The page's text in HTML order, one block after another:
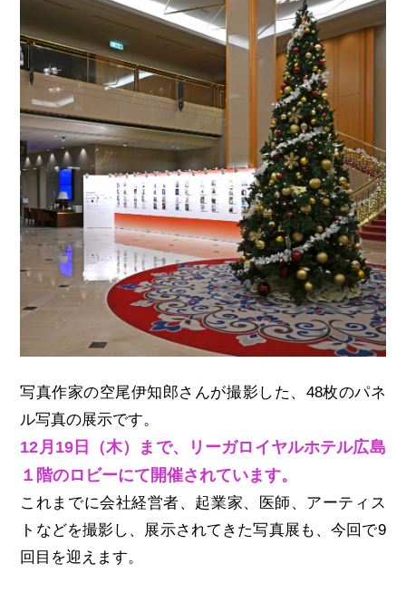
写真作家の空尾伊知郎さんが撮影した、48枚のパネ
ル写真の展示です。
12月19日（木）まで、リーガロイヤルホテル広島
１階のロビーにて開催されています。
これまでに会社経営者、起業家、医師、アーティス
トなどを撮影し、展示されてきた写真展も、今回で9
回目を迎えます。